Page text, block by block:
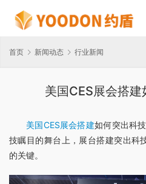
首页 新闻动态 行业新闻
美国CES展会搭
美国CES展会搭建如何突出科
技瞩目的舞台上，展台搭建突出科
的关键。